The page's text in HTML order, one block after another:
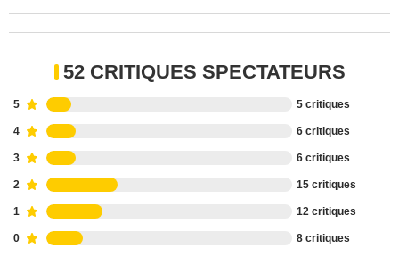
52 CRITIQUES SPECTATEURS
5 5 critiques
4 6 critiques
3 6 critiques
2 15 critiques
1 12 critiques
0 8 critiques